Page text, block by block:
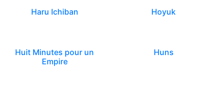
Haru Ichiban Hoyuk
Huit Minutes pour un
Empire
Huns